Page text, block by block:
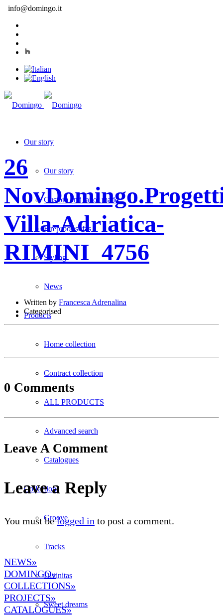
info@domingo.it
Our story
Our story
Custom and tailor made
Fireproof sofas
Styling
News
Products
Home collection
Contract collection
ALL PRODUCTS
Advanced search
Catalogues
Collections
Groove
Tracks
Divinitas
Sweet dreams
26
Nov
Villa-Adriatica-
RIMINI_4756
Written by Francesca Adrenalina
Categorised
0 Comments
Leave A Comment
Leave a Reply
You must belogged in to post a comment.
NEWS»
DOMINGO»
COLLECTIONS»
PROJECTS»
CATALOGUES»